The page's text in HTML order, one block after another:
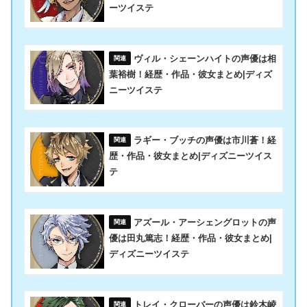
ーツイステ
ヴィル・シェーンハイトの声優は相
葉裕樹！経歴・作品・彼女まとめ|ディズ
ニーツイステ
ラギー・ブッチの声優は市川蒼！経
歴・作品・彼女まとめ|ディズニーツイス
テ
アズール・アーシェングロットの声
優は田丸篤志！経歴・作品・彼女まとめ|
ディズニーツイステ
トレイ・クローバーの声優は鈴木崚